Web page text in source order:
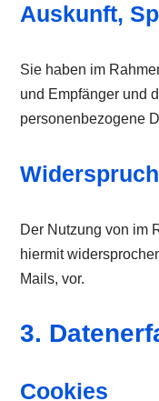
Auskunft,
Sie haben im
und Empfänger und
personenbezogene
Der Nutzung von im
hiermit
Mails, vor.
3.
Cookies